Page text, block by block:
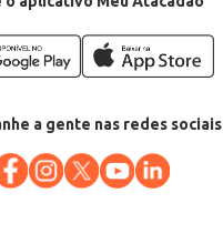
a gente nas redes sociais